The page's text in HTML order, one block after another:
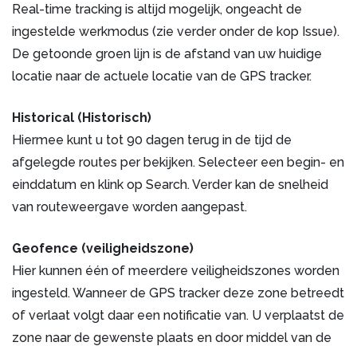
Real-time tracking is altijd mogelijk, ongeacht de
ingestelde werkmodus (zie verder onder de kop Issue).
De getoonde groen lijn is de afstand van uw huidige
locatie naar de actuele locatie van de GPS tracker.
Historical (Historisch)
Hiermee kunt u tot 90 dagen terug in de tijd de
afgelegde routes per bekijken. Selecteer een begin- en
einddatum en klink op Search. Verder kan de snelheid
van routeweergave worden aangepast.
Geofence (veiligheidszone)
Hier kunnen één of meerdere veiligheidszones worden
ingesteld. Wanneer de GPS tracker deze zone betreedt
of verlaat volgt daar een notificatie van. U verplaatst de
zone naar de gewenste plaats en door middel van de